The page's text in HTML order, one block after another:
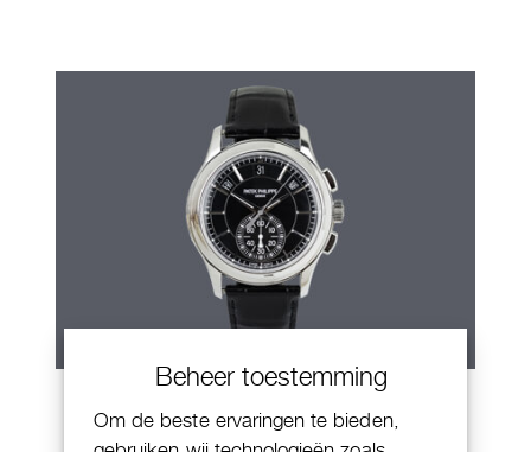
Beheer toestemming
Om de beste ervaringen te bieden,
Patek Philippe Annual Calendar
Chornograaf